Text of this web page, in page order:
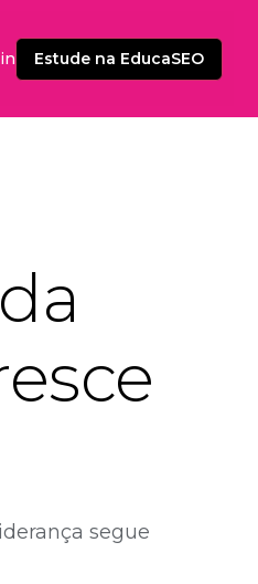
Estude na EducaSEO
segue